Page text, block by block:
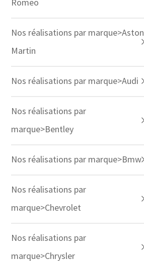
Nos réalisations par marque>Aston
Martin
Nos réalisations par marque>Audi
Nos réalisations par
marque>Bentley
Nos réalisations par marque>Bmw
Nos réalisations par
marque>Chevrolet
Nos réalisations par
marque>Chrysler